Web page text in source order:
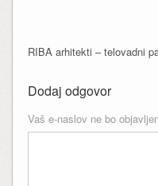
RIBA arhitekti – telovadni
Dodaj odgovor
Vaš e-naslov ne bo